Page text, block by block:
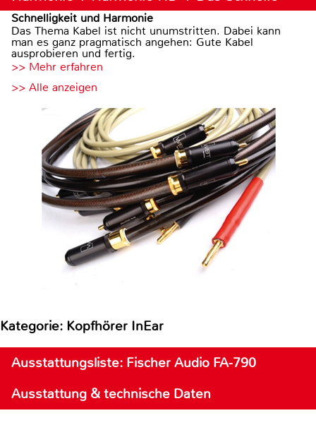
Schnelligkeit und Harmonie
Das Thema Kabel ist nicht unumstritten. Dabei kann
man es ganz pragmatisch angehen: Gute Kabel
ausprobieren und fertig.
>> Mehr erfahren
>> Alle anzeigen
Kategorie: Kopfhörer InEar
Ausstattungsliste: Fischer Audio FA-790
Ausstattung & technische Daten